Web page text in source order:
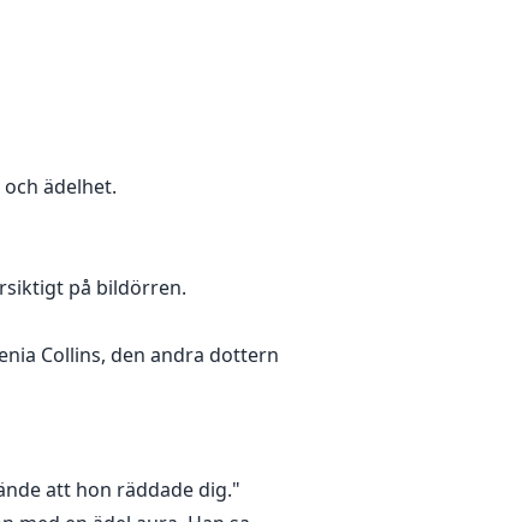
ädelhet.
på bildörren.
Collins, den andra dottern
att hon räddade dig."